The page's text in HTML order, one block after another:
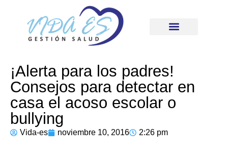
¡Alerta para los padres!
Consejos para detectar en
casa el acoso escolar o
bullying
Vida-es noviembre 10, 2016 2:26 pm